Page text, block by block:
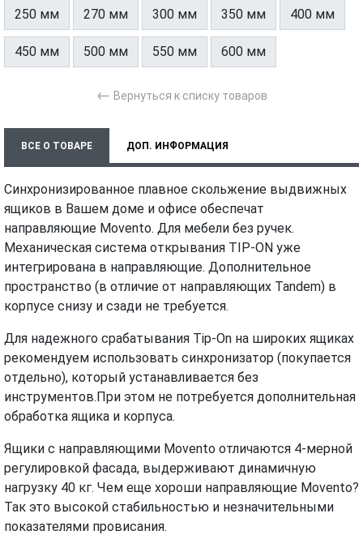
250 мм 270 мм 300 мм 350 мм 400 мм
450 мм 500 мм 550 мм 600 мм
← Вернуться к списку товаров
ВСЕ О ТОВАРЕ ДОП. ИНФОРМАЦИЯ
МОНТАЖ И УСТАНОВКА ВИДЕО
Синхронизированное плавное скольжение выдвижных
ящиков в Вашем доме и офисе обеспечат
направляющие Movento. Для мебели без ручек.
Механическая система открывания TIP-ON уже
интегрирована в направляющие. Дополнительное
пространство (в отличие от направляющих Tandem) в
корпусе снизу и сзади не требуется.
Для надежного срабатывания Tip-On на широких ящиках
рекомендуем использовать синхронизатор (покупается
отдельно), который устанавливается без
инструментов.При этом не потребуется дополнительная
обработка ящика и корпуса.
Ящики с направляющими Movento отличаются 4-мерной
регулировкой фасада, выдерживают динамичную
нагрузку 40 кг. Чем еще хороши направляющие Movento?
Так это высокой стабильностью и незначительными
показателями провисания.